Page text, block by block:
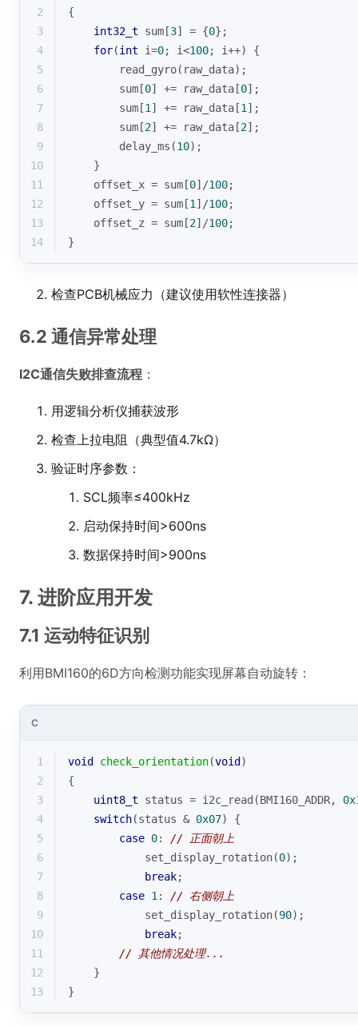
2
{
3
int32_t sum[3] = {0};
4
for(int i=0; i<100; i++) {
5
        read_gyro(raw_data);
6
        sum[
0] += raw_data[0];
7
        sum[
1 ] += raw_data[1 ];
8
        sum[
2] += raw_data[2];
9
        delay_ms(
10);
10
    }
11
    offset_x = sum[
0]/100;
12
    offset_y = sum[
1 ]/100;
13
    offset_z = sum[
2]/100;
14
}
检查PCB机械应力（建议使用软性连接器）
6.2 通信异常处理
I2C通信失败排查流程 ：
用逻辑分析仪捕获波形
检查上拉电阻（典型值4.7kΩ）
验证时序参数：
SCL频率≤400kHz
启动保持时间>600ns
数据保持时间>900ns
7. 进阶应用开发
7.1 运动特征识别
利用BMI160的6D方向检测功能实现屏幕自动旋转：
C
1 void check_orientation(void )
2
{
3
uint8_t status = i2c_read(BMI160_ADDR,
4
switch(status & 0x07) {
5
case 0: // 正面朝上
6
            set_display_rotation(
0);
7
break;
8
case 1 : // 右侧朝上
9
            set_display_rotation(
90);
10
break;
11
// 其他情况处理...
12
    }
13
}